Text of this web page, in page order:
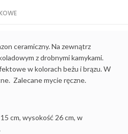
ceramiczny. Na zewnątrz
z drobnymi kamykami.
w kolorach beżu i brązu. W
Zalecane mycie ręczne.
cm, wysokość 26 cm, w